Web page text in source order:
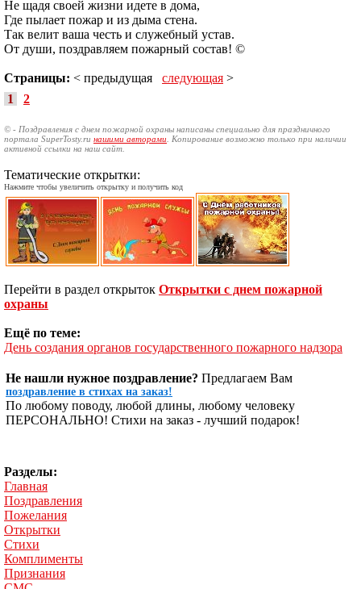
Не щадя своей жизни идете в дома,
Где пылает пожар и из дыма стена.
Так велит ваша честь и служебный устав.
От души, поздравляем пожарный состав! ©
Страницы: < предыдущая следующая >
1
2
© - Поздравления с днем пожарной охраны написаны специально для праздничного
портала SuperTosty.ru нашими авторами . Копирование возможно только при наличии
активной ссылки на наш сайт.
Тематические открытки:
Нажмите чтобы увеличить открытку и получить код
Перейти в раздел открыток Открытки с днем пожарной
охраны
Ещё по теме:
День создания органов государственного пожарного надзора
Не нашли нужное поздравление? Предлагаем Вам
поздравление в стихах на заказ!
По любому поводу, любой длины, любому человеку
ПЕРСОНАЛЬНО! Стихи на заказ - лучший подарок!
Разделы:
Главная
Поздравления
Пожелания
Открытки
Стихи
Комплименты
Признания